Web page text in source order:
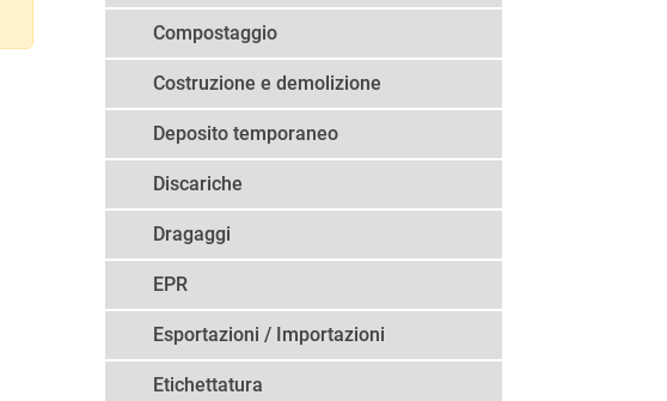
Compostaggio
Costruzione e demolizione
Deposito temporaneo
Discariche
Dragaggi
EPR
Esportazioni / Importazioni
Etichettatura